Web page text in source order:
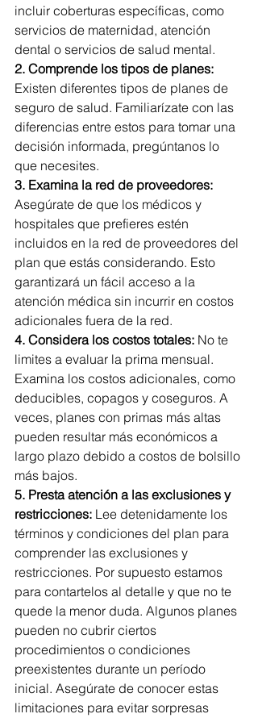
incluir coberturas específicas, como
servicios de maternidad, atención
dental o servicios de salud mental.
2. Comprende los tipos de planes:
Existen diferentes tipos de planes de
seguro de salud. Familiarízate con las
diferencias entre estos para tomar una
decisión informada, pregúntanos lo
que necesites.
3. Examina la red de proveedores:
Asegúrate de que los médicos y
hospitales que prefieres estén
incluidos en la red de proveedores del
plan que estás considerando. Esto
garantizará un fácil acceso a la
atención médica sin incurrir en costos
adicionales fuera de la red.
4. Considera los costos totales: No te
limites a evaluar la prima mensual.
Examina los costos adicionales, como
deducibles, copagos y coseguros. A
veces, planes con primas más altas
pueden resultar más económicos a
largo plazo debido a costos de bolsillo
más bajos.
5. Presta atención a las exclusiones y
restricciones: Lee detenidamente los
términos y condiciones del plan para
comprender las exclusiones y
restricciones. Por supuesto estamos
para contartelos al detalle y que no te
quede la menor duda. Algunos planes
pueden no cubrir ciertos
procedimientos o condiciones
preexistentes durante un período
inicial. Asegúrate de conocer estas
limitaciones para evitar sorpresas